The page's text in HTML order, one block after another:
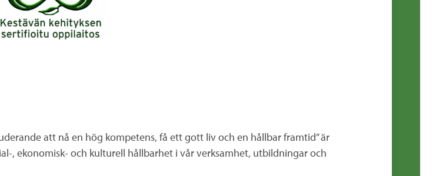
att nå en hög kompetens, få ett gott liv och en hållbar framtid” är
, ekonomisk- och kulturell hållbarhet i vår verksamhet, utbildningar och